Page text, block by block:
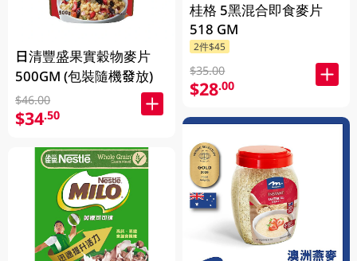
日清豐盛果實穀物麥片
500GM (包裝隨機發放)
$46.00
$34.50
桂格 5黑混合即食麥片
518 GM
2件$45
$35.00
$28.00